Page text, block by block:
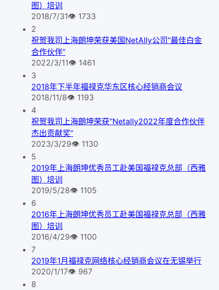
图）培训
2018/7/31👁 1733
2
祝贺我司上海朗坤荣获美国NetAlly公司“最佳白金
合作伙伴”
2022/3/11👁 1461
3
2018年下半年福禄克华东区核心经销商会议
2018/11/8👁 1193
4
祝贺我司上海朗坤荣获“Netally2022年度合作伙伴
杰出贡献奖”
2023/3/29👁 1130
5
2019年上海朗坤优秀员工赴美国福禄克总部（西雅
图）培训
2019/5/28👁 1105
6
2016年上海朗坤优秀员工赴美国福禄克总部（西雅
图）培训
2016/4/29👁 1100
7
2019年1月福禄克网络核心经销商会议在无锡举行
2020/1/17👁 967
8